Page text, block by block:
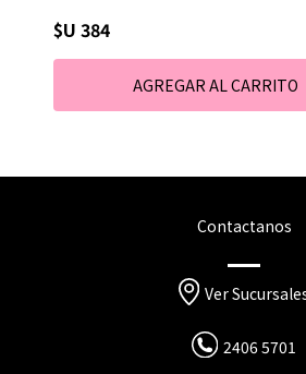
$U 384
Contactanos
Ver
2406 5701